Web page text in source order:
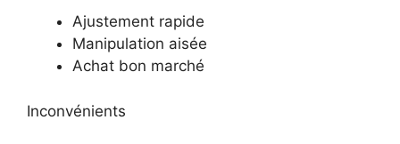
Ajustement rapide
Manipulation aisée
Achat bon marché
Inconvénients